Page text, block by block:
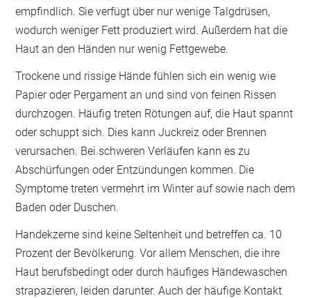
empfindlich. Sie verfügt über nur wenige Talgdrüsen,
wodurch weniger Fett produziert wird. Außerdem hat die
Haut an den Händen nur wenig Fettgewebe.
Trockene und rissige Hände fühlen sich ein wenig wie
Papier oder Pergament an und sind von feinen Rissen
durchzogen. Häufig treten Rötungen auf, die Haut spannt
oder schuppt sich. Dies kann Juckreiz oder Brennen
verursachen. Bei schweren Verläufen kann es zu
Abschürfungen oder Entzündungen kommen. Die
Symptome treten vermehrt im Winter auf sowie nach dem
Baden oder Duschen.
Handekzeme sind keine Seltenheit und betreffen ca. 10
Prozent der Bevölkerung. Vor allem Menschen, die ihre
Haut berufsbedingt oder durch häufiges Händewaschen
strapazieren, leiden darunter. Auch der häufige Kontakt